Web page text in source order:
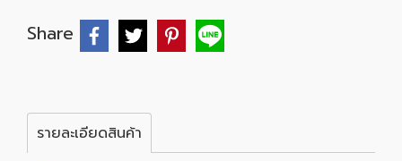
Share
รายละเอียดสินค้า